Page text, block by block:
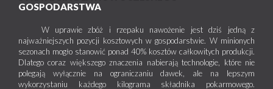
GOSPODARSTWA
W uprawie zbóż i rzepaku nawożenie jest dziś jedną z
najważniejszych pozycji kosztowych w gospodarstwie. W minionych
sezonach mogło stanowić ponad 40% kosztów całkowitych produkcji.
Dlatego coraz większego znaczenia nabierają technologie, które nie
polegają wyłącznie na ograniczaniu dawek, ale na lepszym
wykorzystaniu każdego kilograma składnika pokarmowego.